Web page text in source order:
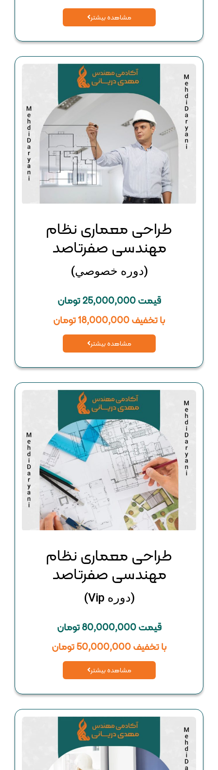
مشاهده بیشتر
طراحی معماری نظام
مهندسی صفرتاصد
(دوره خصوصي)
قیمت 25,000,000 تومان
با تخفیف 18,000,000 تومان
مشاهده بیشتر
طراحی معماری نظام
مهندسی صفرتاصد
(دوره Vip)
قیمت 80,000,000 تومان
با تخفیف 50,000,000 تومان
مشاهده بیشتر